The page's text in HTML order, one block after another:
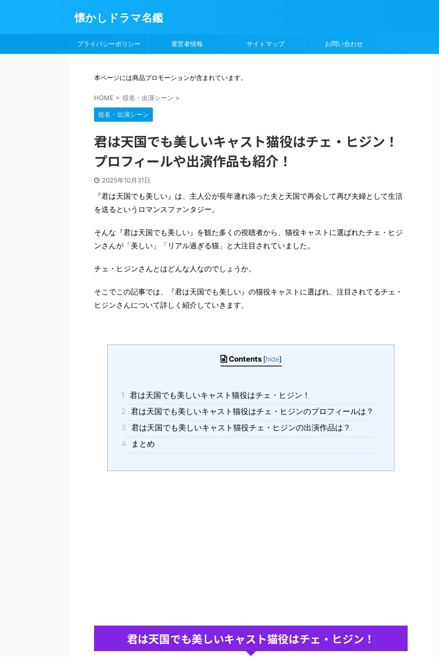
懐かしドラマ名鑑
プライバシーポリシー 運営者情報 サイトマップ お問い合わせ
本ページには商品プロモーションが含まれています。
HOME > 役名・出演シーン >
役名・出演シーン
君は天国でも美しいキャスト猫役はチェ・ヒジン！
プロフィールや出演作品も紹介！
2025年10月31日
『君は天国でも美しい』は、主人公が長年連れ添った夫と天国で再会して再び夫婦として生活
を送るというロマンスファンタジー。
そんな『君は天国でも美しい』を観た多くの視聴者から、猫役キャストに選ばれたチェ・ヒジ
ンさんが「美しい」「リアル過ぎる猫」と大注目されていました。
チェ・ヒジンさんとはどんな人なのでしょうか。
そこでこの記事では、『君は天国でも美しい』の猫役キャストに選ばれ、注目されてるチェ・
ヒジンさんについて詳しく紹介していきます。
Contents [hide]
1 君は天国でも美しいキャスト猫役はチェ・ヒジン！
2 君は天国でも美しいキャスト猫役はチェ・ヒジンのプロフィールは？
3 君は天国でも美しいキャスト猫役チェ・ヒジンの出演作品は？
4
まとめ
君は天国でも美しいキャスト猫役はチェ・ヒジン！